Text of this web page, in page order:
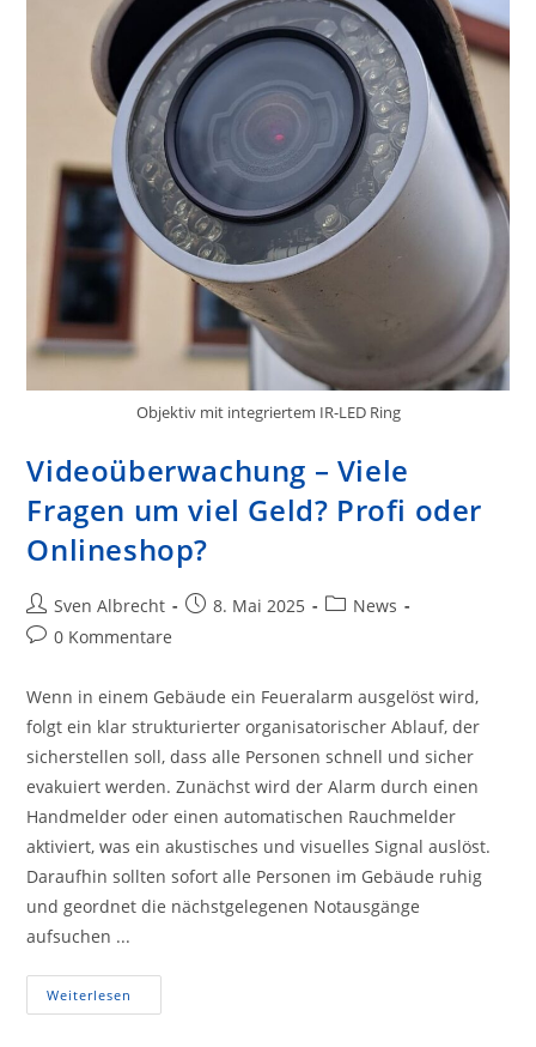
Objektiv mit integriertem IR-LED Ring
Videoüberwachung – Viele
Fragen um viel Geld? Profi oder
Onlineshop?
Beitrags-
Autor:
Sven Albrecht
Beitrag8. Mai 2025
Beitrags-
News
Beitrags-
0 Kommentare
Wenn in einem Gebäude ein Feueralarm ausgelöst wird,
folgt ein klar strukturierter organisatorischer Ablauf, der
sicherstellen soll, dass alle Personen schnell und sicher
evakuiert werden. Zunächst wird der Alarm durch einen
Handmelder oder einen automatischen Rauchmelder
aktiviert, was ein akustisches und visuelles Signal auslöst.
Daraufhin sollten sofort alle Personen im Gebäude ruhig
und geordnet die nächstgelegenen Notausgänge
aufsuchen ...
Weiterlesen
–